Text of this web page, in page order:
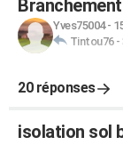
Yves75004-
Tintou76-
20 réponses
isolation sol